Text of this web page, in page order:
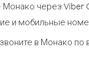
Монако через Viber
и мобильные
в Монако